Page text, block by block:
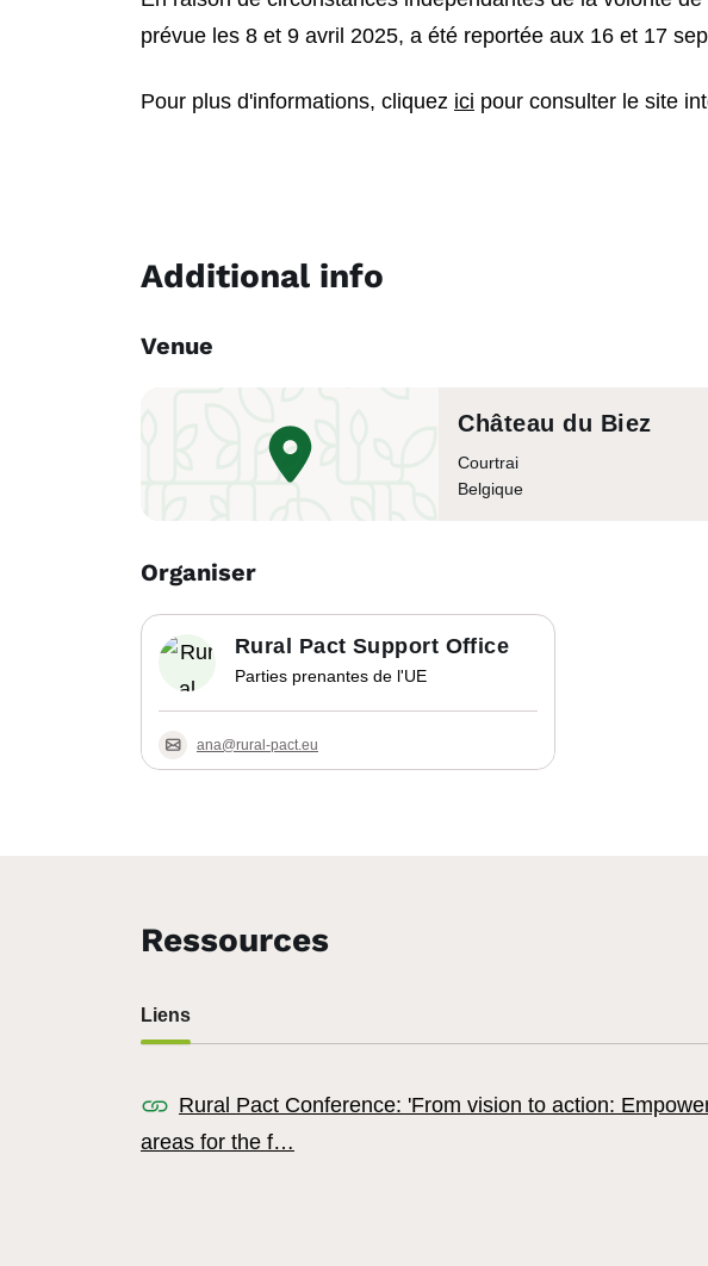
prévue les 8 et 9 avril 2025, a été reportée aux 16 et 17
Pour plus d'informations, cliquez ici pour consulter le site
Additional info
Venue
Château du Biez
Courtrai
Belgique
Organiser
Rural Pact Support Office
Parties prenantes de l'UE
ana@rural-pact.eu
Ressources
Liens
Rural Pact Conference: 'From vision to action:
areas for the f…